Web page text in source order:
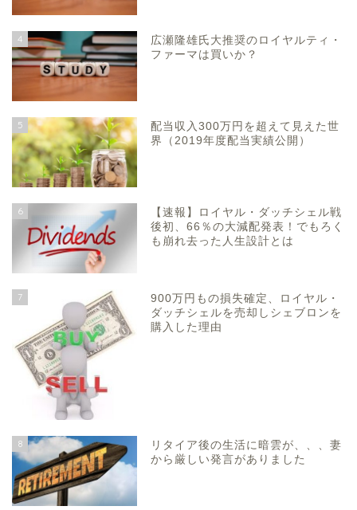
4
広瀬隆雄氏大推奨のロイヤルティ・
ファーマは買いか？
5
配当収入300万円を超えて見えた世
界（2019年度配当実績公開）
6
【速報】ロイヤル・ダッチシェル戦
後初、66％の大減配発表！でもろく
も崩れ去った人生設計とは
7
900万円もの損失確定、ロイヤル・
ダッチシェルを売却しシェブロンを
購入した理由
8
リタイア後の生活に暗雲が、、、妻
から厳しい発言がありました